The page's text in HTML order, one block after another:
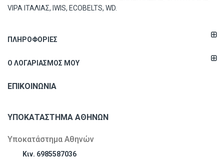
VIPA ΙΤΑΛΙΑΣ, IWIS, ECOBELTS, WD.
ΠΛΗΡΟΦΟΡΊΕΣ
Ο ΛΟΓΑΡΙΑΣΜΌΣ ΜΟΥ
ΕΠΙΚΟΙΝΩΝΊΑ
ΥΠΟΚΑΤΆΣΤΗΜΑ ΑΘΗΝΏΝ
Υποκατάστημα Αθηνών
Κιν. 6985587036